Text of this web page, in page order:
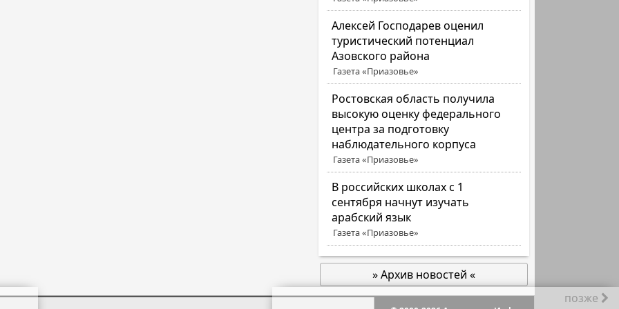
Алексей Господарев оценил
туристический потенциал
Азовского района
Газета «Приазовье»
Ростовская область получила
высокую оценку федерального
центра за подготовку
наблюдательного корпуса
Газета «Приазовье»
В российских школах с 1
сентября начнут изучать
арабский язык
Газета «Приазовье»
» Архив новостей «
позже